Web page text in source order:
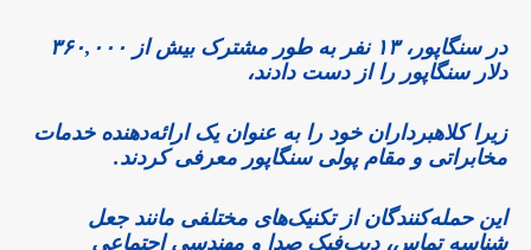
در سنگاپور، ۱۳ نفر به طور مشترک بیش از ۳۶۰,۰۰۰
دلار سنگاپور را از دست دادند،
زیرا کلاهبرداران خود را به عنوان یک ارائه‌دهنده خدمات
مخابراتی و مقام پولی سنگاپور معرفی کردند.
این حمله‌کنندگان از تکنیک‌های مختلفی مانند جعل
شناسه تماس، دیپ‌فیک صدا و مهندسی اجتماعی